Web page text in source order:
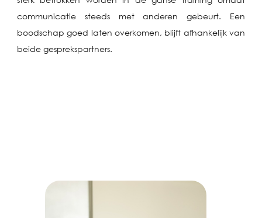
communicatie steeds met anderen gebeurt. Een
boodschap goed laten overkomen, blijft afhankelijk van
beide gesprekspartners.